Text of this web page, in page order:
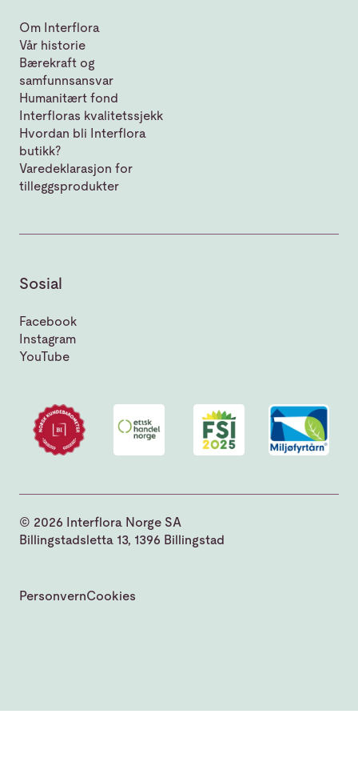
Om Interflora
Vår historie
Bærekraft og
samfunnsansvar
Humanitært fond
Interfloras kvalitetssjekk
Hvordan bli Interflora
butikk?
Varedeklarasjon for
tilleggsprodukter
Sosial
Facebook
Instagram
YouTube
© 2026 Interflora Norge SA
Billingstadsletta 13, 1396 Billingstad
PersonvernCookies